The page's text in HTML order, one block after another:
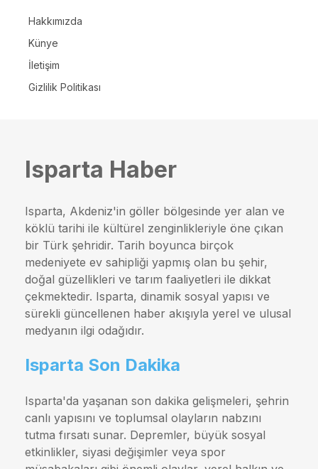
Hakkımızda
Künye
İletişim
Gizlilik Politikası
Isparta Haber
Isparta, Akdeniz'in göller bölgesinde yer alan ve
köklü tarihi ile kültürel zenginlikleriyle öne çıkan
bir Türk şehridir. Tarih boyunca birçok
medeniyete ev sahipliği yapmış olan bu şehir,
doğal güzellikleri ve tarım faaliyetleri ile dikkat
çekmektedir. Isparta, dinamik sosyal yapısı ve
sürekli güncellenen haber akışıyla yerel ve ulusal
medyanın ilgi odağıdır.
Isparta Son Dakika
Isparta'da yaşanan son dakika gelişmeleri, şehrin
canlı yapısını ve toplumsal olayların nabzını
tutma fırsatı sunar. Depremler, büyük sosyal
etkinlikler, siyasi değişimler veya spor